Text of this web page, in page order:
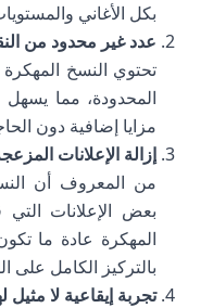
بكل الأغاني
عدد غير محدود من
تحتوي النسخ
المحدودة، مما
مزايا إضافية دون
إزالة الإعلانات
من المعروف أن
بعض الإعلانات
المهكرة عادة ما
بالتركيز الكامل على
تجربة إيقاعية لا مثيل